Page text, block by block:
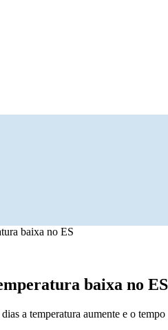
baixa no ES
baixa no ES
a temperatura aumente e o